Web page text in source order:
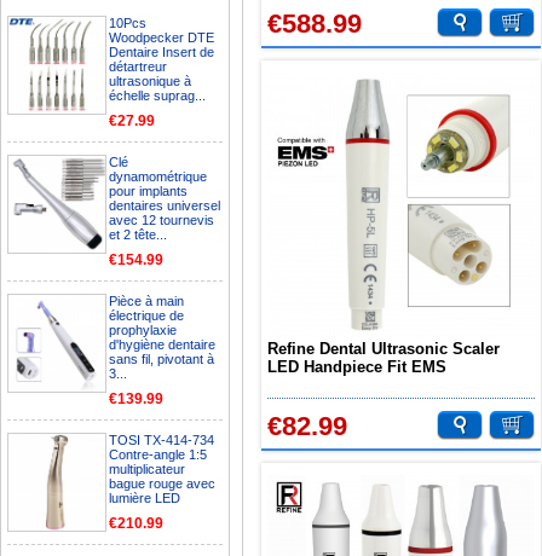
10Pcs
Woodpecker DTE
Dentaire Insert de
détartreur
ultrasonique à
échelle suprag...
€27.99
Clé
dynamométrique
pour implants
dentaires universel
avec 12 tournevis
et 2 tête...
€154.99
Pièce à main
électrique de
prophylaxie
d'hygiène dentaire
sans fil, pivotant à
3...
€139.99
TOSI TX-414-734
Contre-angle 1:5
multiplicateur
bague rouge avec
lumière LED
€210.99
€588.99
Refine Dental Ultrasonic Scaler
LED Handpiece Fit EMS
€82.99